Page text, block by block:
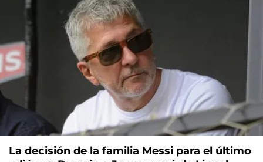
La decisión de la familia Messi para el último